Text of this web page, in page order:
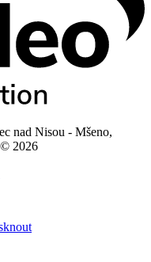
nad Nisou - Mšeno,
© 2026